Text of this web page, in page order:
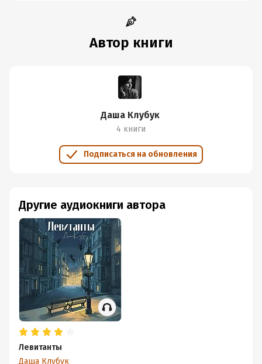
Автор книги
Даша Клубук
4 книги
Подписаться на обновления
Другие аудиокниги автора
Левитанты
Даша Клубук